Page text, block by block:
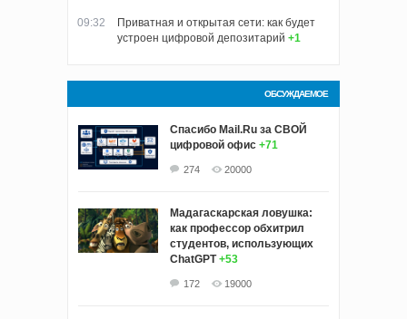
09:32
Приватная и открытая сети: как будет
устроен цифровой депозитарий +1
ОБСУЖДАЕМОЕ
Спасибо Mail.Ru за СВОЙ
цифровой офис +71
274 20000
Мадагаскарская ловушка:
как профессор обхитрил
студентов, использующих
ChatGPT +53
172 19000